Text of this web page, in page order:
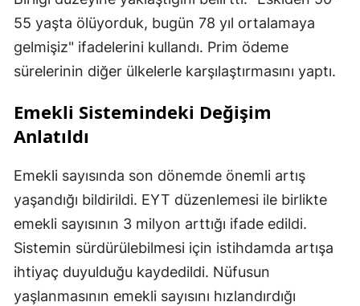
55 yaşta ölüyorduk, bugün 78 yıl ortalamaya
gelmişiz" ifadelerini kullandı. Prim ödeme
sürelerinin diğer ülkelerle karşılaştırmasını yaptı.
Emekli Sistemindeki Değişim
Anlatıldı
Emekli sayısında son dönemde önemli artış
yaşandığı bildirildi. EYT düzenlemesi ile birlikte
emekli sayısının 3 milyon arttığı ifade edildi.
Sistemin sürdürülebilmesi için istihdamda artışa
ihtiyaç duyulduğu kaydedildi. Nüfusun
yaşlanmasının emekli sayısını hızlandırdığı